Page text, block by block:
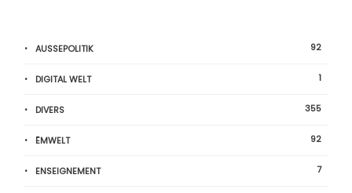
AUSSEPOLITIK 92
DIGITAL WELT 1
DIVERS 355
ËMWELT 92
ENSEIGNEMENT 7